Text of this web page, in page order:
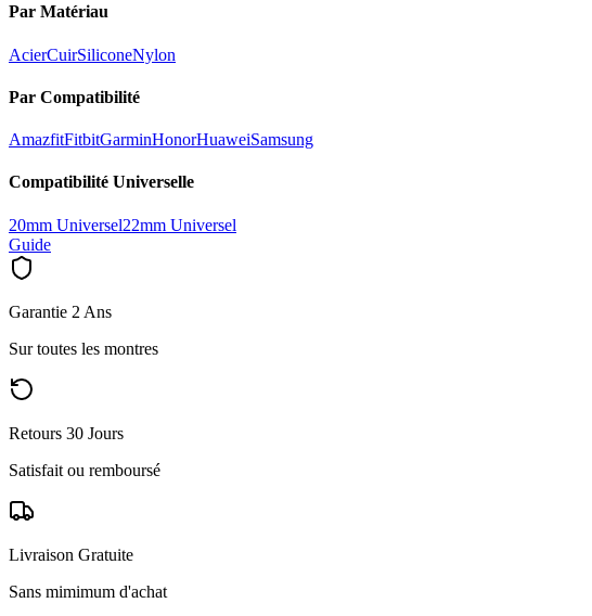
Par Matériau
AcierCuirSiliconeNylon
Par Compatibilité
AmazfitFitbitGarminHonorHuaweiSamsung
Compatibilité Universelle
20mm Universel22mm Universel
Guide
Garantie 2 Ans
Sur toutes les montres
Retours 30 Jours
Satisfait ou remboursé
Livraison Gratuite
Sans mimimum d'achat